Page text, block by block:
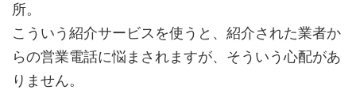
所。
こういう紹介サービスを使うと、紹介された業者か
らの営業電話に悩まされますが、そういう心配があ
りません。